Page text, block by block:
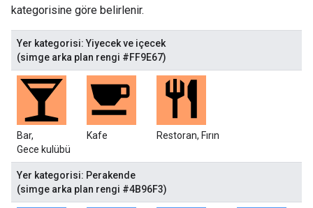
kategorisine göre belirlenir.
Yer kategorisi: Yiyecek ve içecek
(simge arka plan rengi #FF9E67)
Bar,
Gece kulübü
Kafe Restoran, Fırın
Yer kategorisi: Perakende
(simge arka plan rengi #4B96F3)